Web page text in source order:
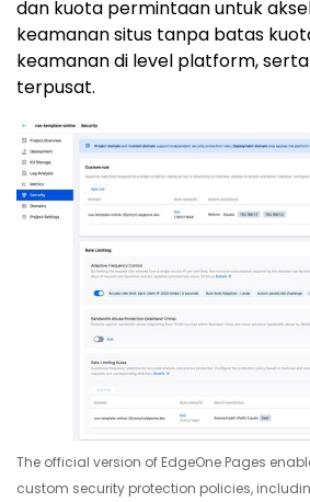
dan kuota permintaan untuk
keamanan situs tanpa batas
keamanan di level platform,
terpusat.
The official version of EdgeOne Pages
custom security protection policies,